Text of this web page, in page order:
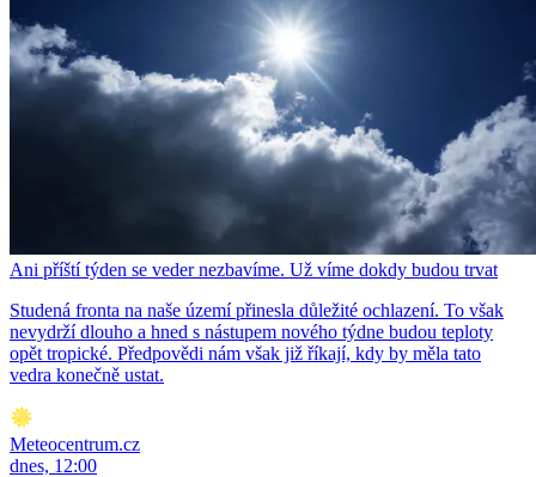
Ani příští týden se veder nezbavíme. Už víme dokdy budou trvat
Studená fronta na naše území přinesla důležité ochlazení. To však
nevydrží dlouho a hned s nástupem nového týdne budou teploty
opět tropické. Předpovědi nám však již říkají, kdy by měla tato
vedra konečně ustat.
Meteocentrum.cz
dnes, 12:00